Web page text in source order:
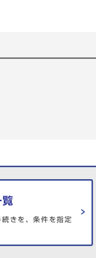
覧
きを、条件を指定